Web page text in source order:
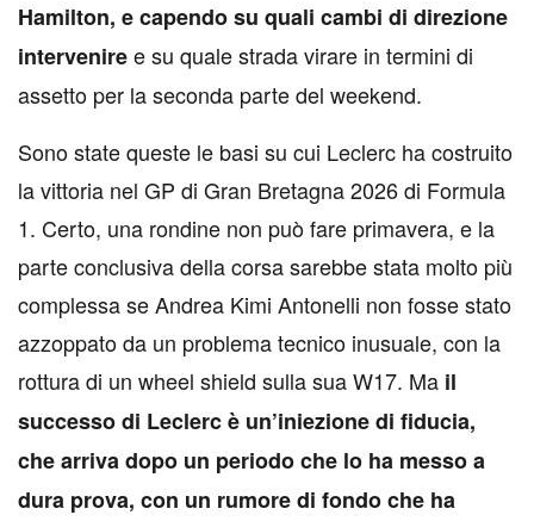
Hamilton, e capendo su quali cambi di direzione
interveniree su quale strada virare in termini di
assetto per la seconda parte del weekend.
Sono state queste le basi su cui Leclerc ha costruito
la vittoria nel GP di Gran Bretagna 2026 di Formula
1. Certo, una rondine non può fare primavera, e la
parte conclusiva della corsa sarebbe stata molto più
complessa se Andrea Kimi Antonelli non fosse stato
azzoppato da un problema tecnico inusuale, con la
rottura di un wheel shield sulla sua W17. Ma il
successo di Leclerc è un’iniezione di fiducia,
che arriva dopo un periodo che lo ha messo a
dura prova, con un rumore di fondo che ha